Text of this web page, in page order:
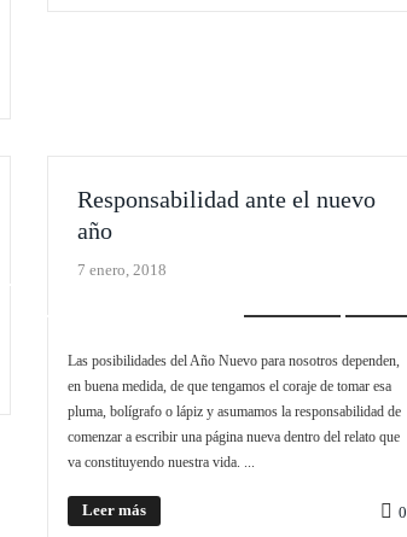
Responsabilidad ante el nuevo
año
7 enero, 2018
Las posibilidades del Año Nuevo para nosotros dependen,
en buena medida, de que tengamos el coraje de tomar esa
pluma, bolígrafo o lápiz y asumamos la responsabilidad de
comenzar a escribir una página nueva dentro del relato que
va constituyendo nuestra vida. ...
Leer más 0